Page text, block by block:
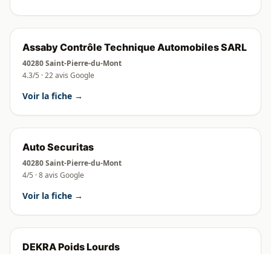
Assaby Contrôle Technique Automobiles SARL
40280 Saint-Pierre-du-Mont
4.3/5 · 22 avis Google
Voir la fiche →
Auto Securitas
40280 Saint-Pierre-du-Mont
4/5 · 8 avis Google
Voir la fiche →
DEKRA Poids Lourds